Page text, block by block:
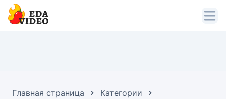
Главная страница
Категории